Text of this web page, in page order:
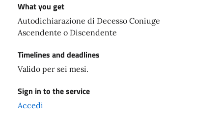
What you get
Autodichiarazione di Decesso Coniuge
Ascendente o Discendente
Timelines and deadlines
Valido per sei mesi.
Sign in to the service
Accedi